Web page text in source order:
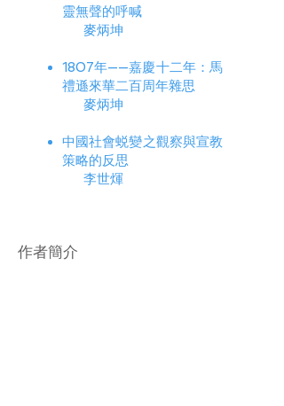
靈無聲的呼喊
麥炳坤
1807年——嘉慶十二年：馬
禮遜來華二百周年雜思
麥炳坤
中國社會蜕變之觀察與宣教
策略的反思
李世煇
​作者簡介